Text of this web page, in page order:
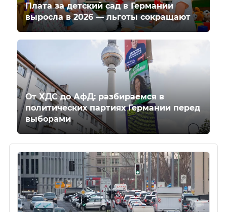
Плата за детский сад в Германии
выросла в 2026 — льготы сокращают
От ХДС до АфД: разбираемся в
политических партиях Германии перед
выборами